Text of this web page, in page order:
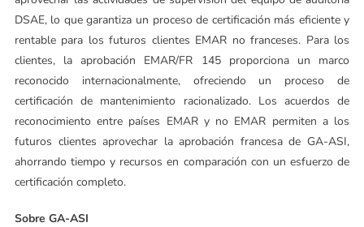
DSAE, lo que garantiza un proceso de certificación más eficiente y
rentable para los futuros clientes EMAR no franceses. Para los
clientes, la aprobación EMAR/FR 145 proporciona un marco
reconocido internacionalmente, ofreciendo un proceso de
certificación de mantenimiento racionalizado. Los acuerdos de
reconocimiento entre países EMAR y no EMAR permiten a los
futuros clientes aprovechar la aprobación francesa de GA-ASI,
ahorrando tiempo y recursos en comparación con un esfuerzo de
certificación completo.
Sobre GA-ASI